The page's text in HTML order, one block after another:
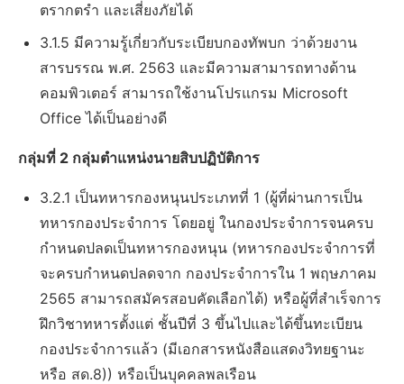
ตรากตรำ และเสี่ยงภัยได้
3.1.5 มีความรู้เกี่ยวกับระเบียบกองทัพบก ว่าด้วยงาน
สารบรรณ พ.ศ. 2563 และมีความสามารถทางด้าน
คอมพิวเตอร์ สามารถใช้งานโปรแกรม Microsoft
Office ได้เป็นอย่างดี
กลุ่มที่ 2 กลุ่มตำแหน่งนายสิบปฏิบัติการ
3.2.1 เป็นทหารกองหนุนประเภทที่ 1 (ผู้ที่ผ่านการเป็น
ทหารกองประจำการ โดยอยู่ ในกองประจำการจนครบ
กำหนดปลดเป็นทหารกองหนุน (ทหารกองประจำการที่
จะครบกำหนดปลดจาก กองประจำการใน 1 พฤษภาคม
2565 สามารถสมัครสอบคัดเลือกได้) หรือผู้ที่สำเร็จการ
ฝึกวิชาทหารตั้งแต่ ชั้นปีที่ 3 ขึ้นไปและได้ขึ้นทะเบียน
กองประจำการแล้ว (มีเอกสารหนังสือแสดงวิทยฐานะ
หรือ สด.8)) หรือเป็นบุคคลพลเรือน